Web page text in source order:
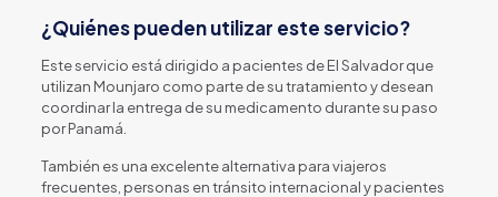
¿Quiénes pueden utilizar este servicio?
Este servicio está dirigido a pacientes de El Salvador que
utilizan Mounjaro como parte de su tratamiento y desean
coordinar la entrega de su medicamento durante su paso
por Panamá.
También es una excelente alternativa para viajeros
frecuentes, personas en tránsito internacional y pacientes